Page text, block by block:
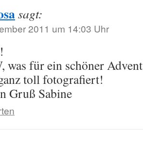
sagt:
2011 um 14:03 Uhr
was für ein schöner
toll fotografiert!
Gruß Sabine